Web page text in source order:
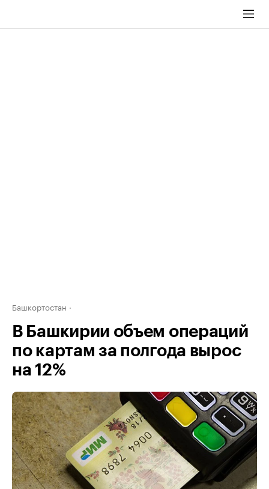
Башкортостан
В Башкирии объем операций
по картам за полгода вырос
на 12%